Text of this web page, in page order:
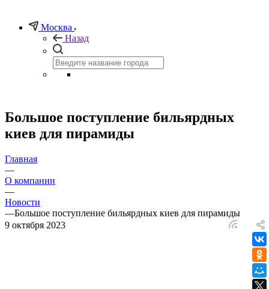
Москва
Назад
Большое поступление бильярдных
киев для пирамиды
Главная
—
О компании
—
Новости
—Большое поступление бильярдных киев для пирамиды
9 октября 2023